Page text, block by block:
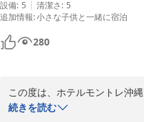
2026-05-05
ェ？キッズスペース？どこいこ
2歳は初めての海とプールでした
も積極的に楽しんでいて良かった
0歳でも過ごせるミストスペース
子連れのお客さんも多く、だか
部屋からは海が見渡せてうまく
台風が来てた時なので、もっと
と。また来たいです。
設備: 5 | 清潔さ: 5
追加情報:小さな子供と一緒に宿泊
280
この度は、ホテルモントレ沖
またご家族でのご滞在につい
続きを読む